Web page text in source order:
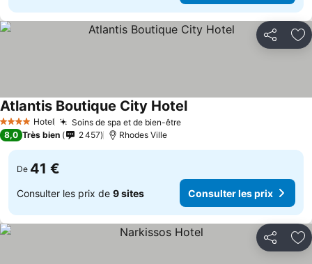
Partager
4 Étoiles Hotel Soins de spa et de bien-être
Atlantis Boutique City Hotel
8,0 Très bien 2 457 Rhodes Ville
De 41 €
Consulter les prix de 9 sites Consulter les prix
Partager